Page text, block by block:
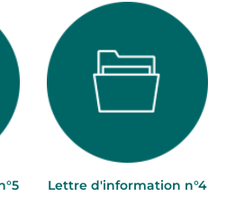
Lettre d'information n°4